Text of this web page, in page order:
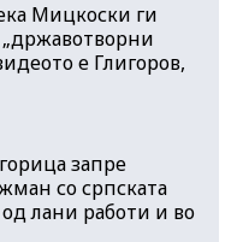
Мицкоски ги
е Глигоров,
запре
со српската
од лани работи и во